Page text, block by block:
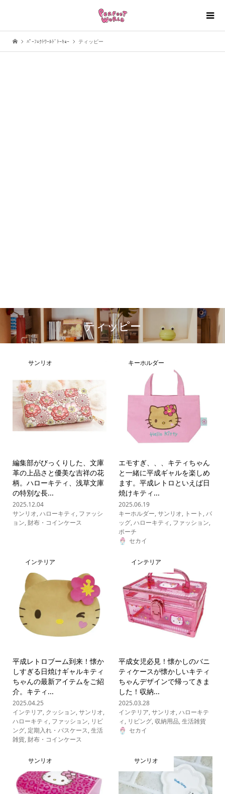
ﾊﾟｰﾌｪｸﾄﾜｰﾙﾄﾞﾄｰｷｮｰ ティッピー
ティッピー
サンリオ
編集部がびっくりした、文庫
革の上品さと優美な吉祥の花
柄。ハローキティ、浅草文庫
の特別な長...
2025.12.04
サンリオ,ハローキティ, ファッシ
ョン, 財布・コインケース
キーホルダー
エモすぎ、、、キティちゃん
と一緒に平成ギャルを楽しめ
ます。平成レトロといえば日
焼けキティ...
2025.06.19
キーホルダー,サンリオ, トート ,バ
ッグ,ハローキティ, ファッション,
ポーチ
セカイ
インテリア
平成レトロブーム到来！懐か
しすぎる日焼けギャルキティ
ちゃんの最新アイテムをご紹
介。キティ...
2025.04.25
インテリア, クッション,サンリオ,
ハローキティ, ファッション, リビ
ング, 定期入れ・パスケース,生活
雑貨, 財布・コインケース
インテリア
平成女児必見！懐かしのバニ
ティケースが懐かしいキティ
ちゃんデザインで帰ってきま
した！収納...
2025.03.28
インテリア,サンリオ,ハローキテ
ィ, リビング, 収納用品,生活雑貨
セカイ
サンリオ サンリオ